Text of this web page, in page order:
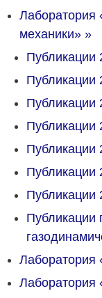
механики» »
Публикации
Публикации
Публикации
Публикации
Публикации
Публикации
Публикации
Публикации
Лаборатория
Лаборатория